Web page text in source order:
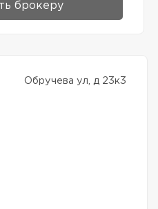
брокеру
Обручева ул, д 23к3